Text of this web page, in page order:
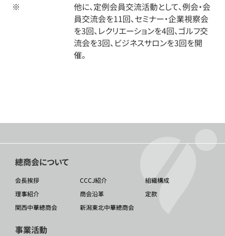
※
他に、定例会員交流活動として、例会・会
員交流会を11回、セミナー・企業視察会
を3回、レクリエーションを4回、ゴルフ交
流会を3回、ビジネスサロンを3回を開
催。
總商会について
会長挨拶 CCCJ紹介
組織構成
理事紹介
商会沿革
定款
関西中華總商会
新潟東北中華總商会
事業活動